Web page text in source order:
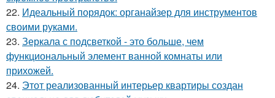
22. Идеальный порядок: органайзер для инструментов
своими руками.
23. Зеркала с подсветкой - это больше, чем
функциональный элемент ванной комнаты или
прихожей.
24. Этот реализованный интерьер квартиры создан